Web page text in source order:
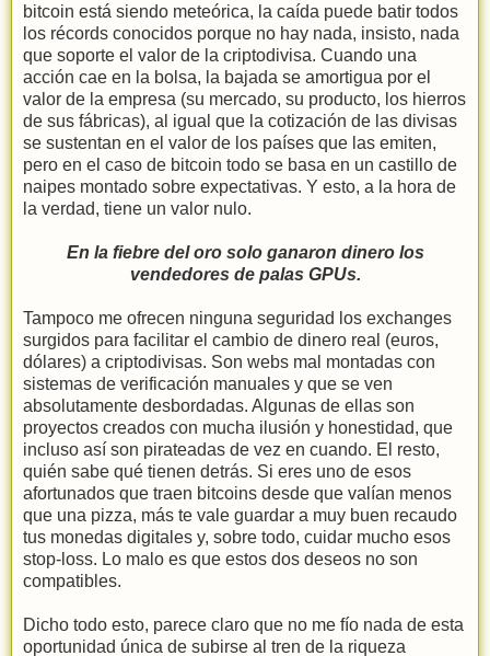
bitcoin está siendo meteórica, la caída puede batir todos
los récords conocidos porque no hay nada, insisto, nada
que soporte el valor de la criptodivisa. Cuando una
acción cae en la bolsa, la bajada se amortigua por el
valor de la empresa (su mercado, su producto, los hierros
de sus fábricas), al igual que la cotización de las divisas
se sustentan en el valor de los países que las emiten,
pero en el caso de bitcoin todo se basa en un castillo de
naipes montado sobre expectativas. Y esto, a la hora de
la verdad, tiene un valor nulo.
En la fiebre del oro solo ganaron dinero los
vendedores de palas GPUs.
Tampoco me ofrecen ninguna seguridad los exchanges
surgidos para facilitar el cambio de dinero real (euros,
dólares) a criptodivisas. Son webs mal montadas con
sistemas de verificación manuales y que se ven
absolutamente desbordadas. Algunas de ellas son
proyectos creados con mucha ilusión y honestidad, que
incluso así son pirateadas de vez en cuando. El resto,
quién sabe qué tienen detrás. Si eres uno de esos
afortunados que traen bitcoins desde que valían menos
que una pizza, más te vale guardar a muy buen recaudo
tus monedas digitales y, sobre todo, cuidar mucho esos
stop-loss. Lo malo es que estos dos deseos no son
compatibles.
Dicho todo esto, parece claro que no me fío nada de esta
oportunidad única de subirse al tren de la riqueza